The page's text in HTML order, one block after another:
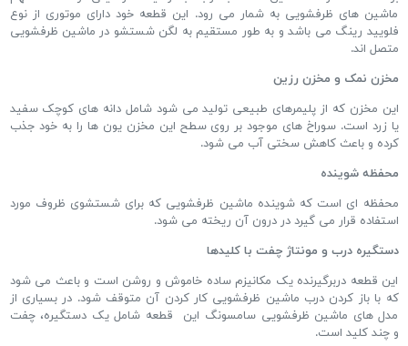
ماشین های ظرفشویی به شمار می رود. این قطعه خود دارای موتوری از نوع
فلویید رینگ می باشد و به طور مستقیم به لگن شستشو در ماشین ظرفشویی
متصل اند.
مخزن نمک و مخزن رزین
این مخزن که از پلیمرهای طبیعی تولید می شود شامل دانه های کوچک سفید
یا زرد است. سوراخ های موجود بر روی سطح این مخزن یون ها را به خود جذب
کرده و باعث کاهش سختی آب می شود.
محفظه شوینده
محفظه ای است که شوینده ماشین ظرفشویی که برای شستشوی ظروف مورد
استفاده قرار می گیرد در درون آن ریخته می شود.
دستگیره درب و مونتاژ چفت با کلیدها
این قطعه دربرگیرنده یک مکانیزم ساده خاموش و روشن است و باعث می شود
که با باز کردن درب ماشین ظرفشویی کار کردن آن متوقف شود. در بسیاری از
مدل های ماشین ظرفشویی سامسونگ این قطعه شامل یک دستگیره، چفت
و چند کلید است.